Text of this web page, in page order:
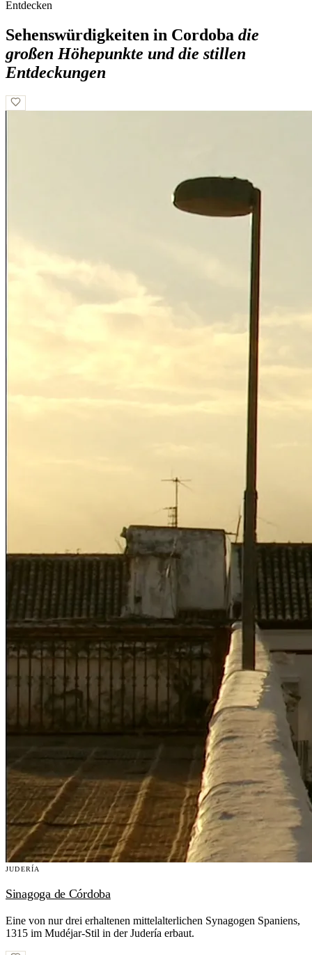
Entdecken
Sehenswürdigkeiten in Cordoba die
großen Höhepunkte und die stillen
Entdeckungen
JUDERÍA
Sinagoga de Córdoba
Eine von nur drei erhaltenen mittelalterlichen Synagogen Spaniens,
1315 im Mudéjar-Stil in der Judería erbaut.